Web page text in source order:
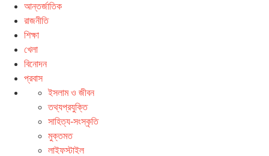
আন্তর্জাতিক
রাজনীতি
শিক্ষা
খেলা
বিনোদন
প্রবাস
ইসলাম ও জীবন
তথ্যপ্রযুক্তি
সাহিত্য-সংস্কৃতি
মুক্তমত
লাইফস্টাইল